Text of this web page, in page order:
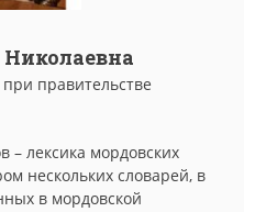
правительстве
– лексика мордовских
нескольких словарей, в
в мордовской